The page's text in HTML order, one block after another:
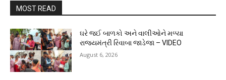
MOST READ
ઘરે જઈ બાળકો અને વાલીઓને મળ્યા
રાજ્યમંત્રી રિવાબા જાડેજા – VIDEO
August 6, 2026